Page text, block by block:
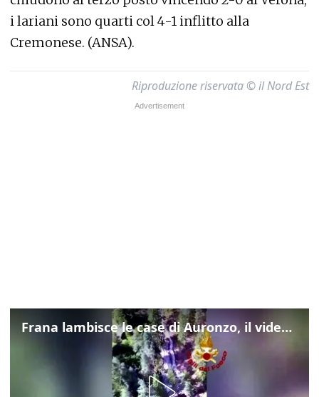
i lariani sono quarti col 4-1 inflitto alla
Cremonese. (ANSA).
Riproduzione riservata © il Nord Est
Frana lambisce le case di Auronzo, il video dall'elicottero dei vigili del fuoco